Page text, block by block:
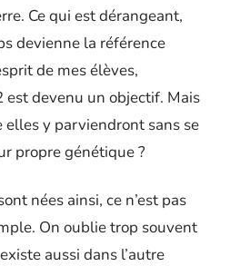
Ce qui est dérangeant,
devienne la référence
de mes élèves,
est devenu un objectif. Mais
elles y parviendront sans se
propre génétique ?
nées ainsi, ce n’est pas
On oublie trop souvent
aussi dans l’autre